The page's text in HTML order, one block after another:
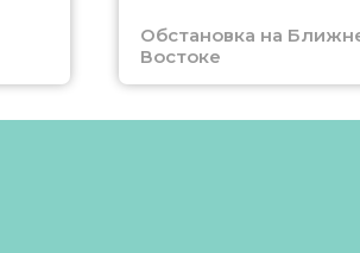
Обстановка на
Востоке